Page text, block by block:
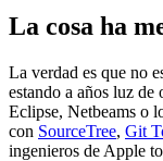
La cosa ha
La verdad es que no
estando a años luz
Eclipse, Netbeams o
con SourceTree, Git
ingenieros de Apple